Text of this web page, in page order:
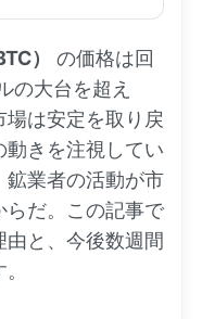
）
の価格は回
の大台を超え
は安定を取り戻
動きを注視してい
鉱業者の活動が市
らだ。この記事で
と、今後数週間